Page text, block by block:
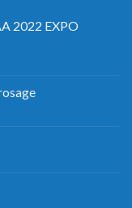
2022 EXPO